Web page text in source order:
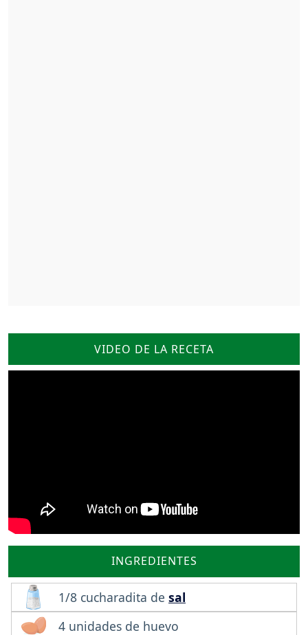
VIDEO DE LA RECETA
INGREDIENTES
1/8 cucharadita de sal
4 unidades de huevo